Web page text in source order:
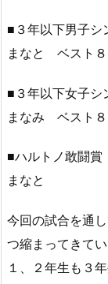
■３年以下男子シ
まなと ベスト８
■３年以下女子シ
まなみ ベスト８
■ハルトノ敢闘賞
まなと
今回の試合を通
つ縮まってきて
１、２年生も３